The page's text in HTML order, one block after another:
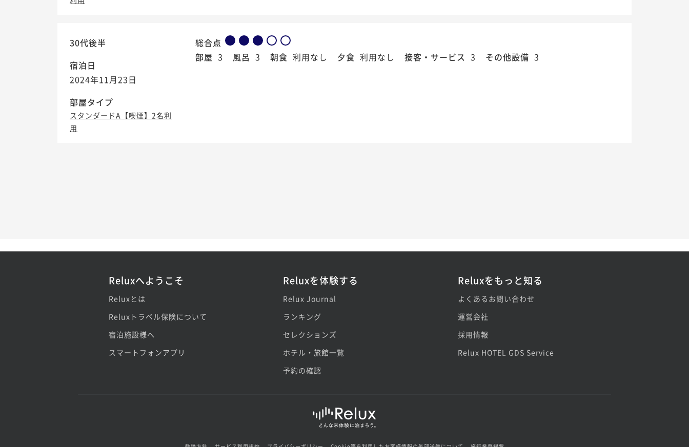
30代後半
宿泊日
2024年11月23日
部屋タイプ
スタンダードA【喫煙】2名利
用
総合点
部屋 3 風呂 3 朝食 利用なし 夕食 利用なし 接客・サービス 3 その他設備 3
Reluxへようこそ
Reluxとは
Reluxトラベル保険について
宿泊施設様へ
スマートフォンアプリ
Reluxを体験する
Relux Journal
ランキング
セレクションズ
ホテル・旅館一覧
予約の確認
Reluxをもっと知る
よくあるお問い合わせ
運営会社
採用情報
Relux HOTEL GDS Service